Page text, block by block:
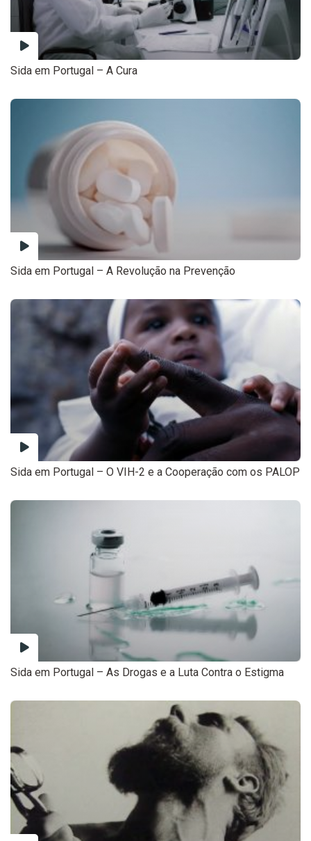
Sida em Portugal – A Cura
Sida em Portugal – A Revolução na Prevenção
Sida em Portugal – O VIH-2 e a Cooperação com os PALOP
Sida em Portugal – As Drogas e a Luta Contra o Estigma